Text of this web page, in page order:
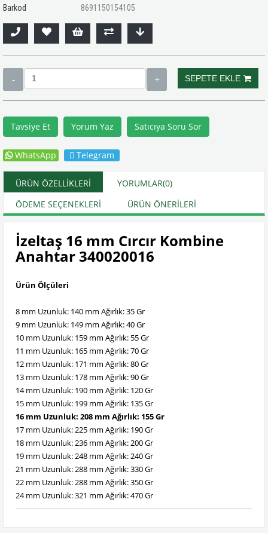
Barkod
8691150154105
Tavsiye Et Yorum Yaz Satıcıya Soru Sor
WhatsApp Telegram
ÜRÜN ÖZELLIKLERI YORUMLAR(0)
ÖDEME SEÇENEKLERI
ÜRÜN ÖNERILERI
İzeltaş 16 mm Cırcır Kombine
Anahtar 340020016
Ürün Ölçüleri
8 mm Uzunluk: 140 mm Ağırlık: 35 Gr
9 mm Uzunluk: 149 mm Ağırlık: 40 Gr
10 mm Uzunluk: 159 mm Ağırlık: 55 Gr
11 mm Uzunluk: 165 mm Ağırlık: 70 Gr
12 mm Uzunluk: 171 mm Ağırlık: 80 Gr
13 mm Uzunluk: 178 mm Ağırlık: 90 Gr
14 mm Uzunluk: 190 mm Ağırlık: 120 Gr
15 mm Uzunluk: 199 mm Ağırlık: 135 Gr
16 mm Uzunluk: 208 mm Ağırlık: 155 Gr
17 mm Uzunluk: 225 mm Ağırlık: 190 Gr
18 mm Uzunluk: 236 mm Ağırlık: 200 Gr
19 mm Uzunluk: 248 mm Ağırlık: 240 Gr
21 mm Uzunluk: 288 mm Ağırlık: 330 Gr
22 mm Uzunluk: 288 mm Ağırlık: 350 Gr
24 mm Uzunluk: 321 mm Ağırlık: 470 Gr